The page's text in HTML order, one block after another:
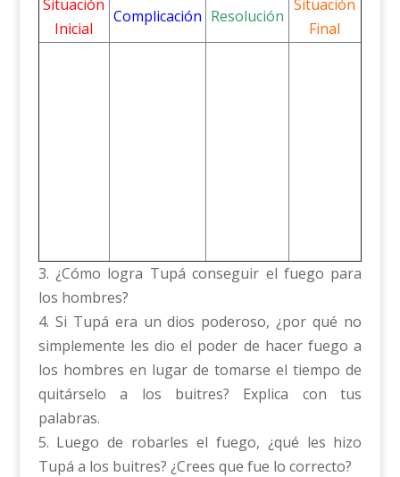
Situación
Inicial
Complicación Resolución
Situación
Final
3. ¿Cómo logra Tupá conseguir el fuego para
los hombres?
4. Si Tupá era un dios poderoso, ¿por qué no
simplemente les dio el poder de hacer fuego a
los hombres en lugar de tomarse el tiempo de
quitárselo a los buitres? Explica con tus
palabras.
5. Luego de robarles el fuego, ¿qué les hizo
Tupá a los buitres? ¿Crees que fue lo correcto?